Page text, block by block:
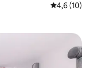
4,6 de uma
4,6 (10)